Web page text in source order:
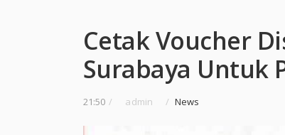
Cetak Voucher
Surabaya Untuk
21:50 / admin / News